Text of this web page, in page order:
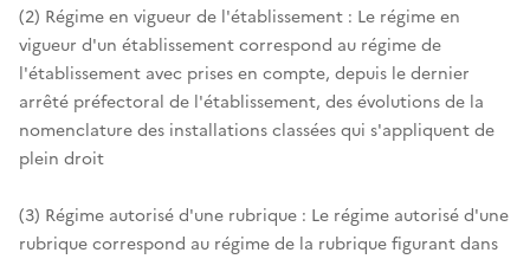
(2) Régime en vigueur de l'établissement : Le régime en
vigueur d'un établissement correspond au régime de
l'établissement avec prises en compte, depuis le dernier
arrêté préfectoral de l'établissement, des évolutions de la
nomenclature des installations classées qui s'appliquent de
plein droit
(3) Régime autorisé d'une rubrique : Le régime autorisé d'une
rubrique correspond au régime de la rubrique figurant dans